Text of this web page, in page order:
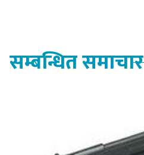
सम्बन्धित समाचार